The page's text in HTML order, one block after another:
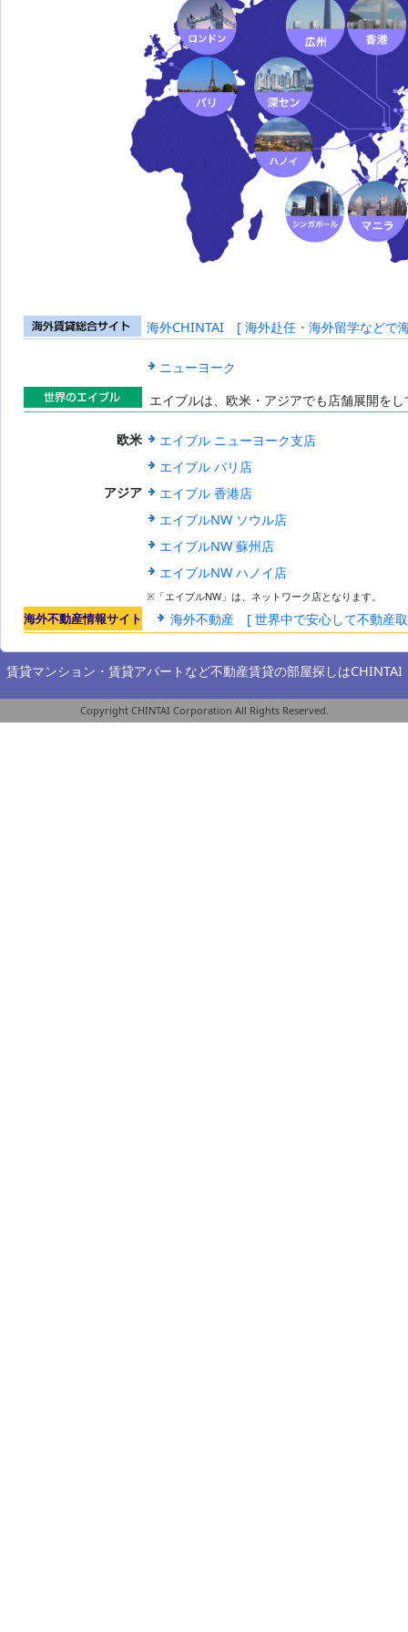
海外賃貸総合
海外CHINTAI [ 海外赴任・海外留学などで
ニューヨーク
エイブルは、欧米・アジアでも店舗展開を
欧米
エイブル ニューヨーク支店
エイブル パリ店
アジア
エイブル 香港店
エイブルNW ソウル店
エイブルNW 蘇州店
エイブルNW ハノイ店
※「エイブルNW」は、ネットワーク店となります。
海外不動産情報サイト 海外不動産 [ 世界中で安心して不動産
賃貸マンション・賃貸アパートなど不動産賃貸の部屋探しはCHINTAI
Copyright CHINTAI Corporation All Rights Reserved.